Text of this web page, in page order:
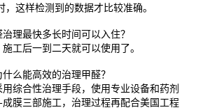
，这样检测到的数据才比较准确。
理最快多长时间可以入住？
工后一到二天就可以使用了。
么能高效的治理甲醛？
综合性治理手段，使用专业设备和药剂
膜三部施工，治理过程再配合美国工程